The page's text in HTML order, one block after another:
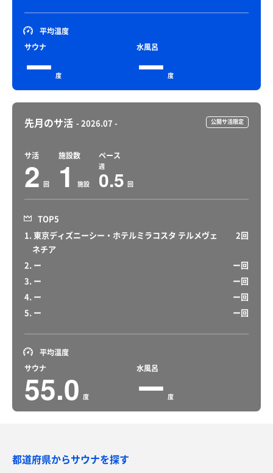
平均温度
サウナ
ー 度
水風呂
ー 度
先月のサ活 - 2026.07 - 公開サ活限定
サ活
2 回
施設数
1 施設
ペース
週
0.5 回
TOP5
1. 東京ディズニーシー・ホテルミラコスタ テルメヴェ
ネチア
2回
2. ー
ー回
3. ー
ー回
4. ー
ー回
5. ー
ー回
平均温度
サウナ
55.0 度
水風呂
ー 度
都道府県からサウナを探す